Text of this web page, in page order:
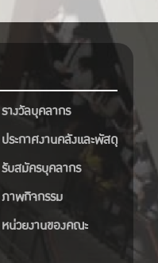
รางวัลบุคลากร
ประกาศงานคลังและพัสดุ
รับสมัครบุคลากร
ภาพกิจกรรม
หน่วยงานของคณะ